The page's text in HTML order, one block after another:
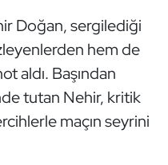
Doğan, sergilediği
hem de
aldı. Başından
tutan Nehir, kritik
maçın seyrini